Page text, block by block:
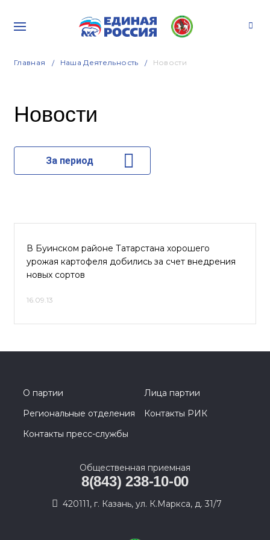
Главная Наша Деятельность Новости
Новости
За период
В Буинском районе Татарстана хорошего
урожая картофеля добились за счет внедрения
новых сортов
16.09.13
О партии
Лица партии
Региональные отделения
Контакты РИК
Контакты пресс-службы
Общественная приемная
8(843) 238-10-00
420111, г. Казань, ул. К.Маркса, д. 31/7